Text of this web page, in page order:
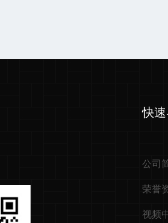
快
公司
荣誉
视频